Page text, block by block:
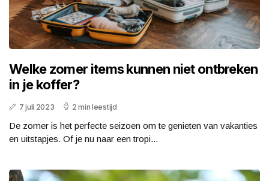
Welke zomer items kunnen niet ontbreken
in je koffer?
7 juli 2023 2 min leestijd
De zomer is het perfecte seizoen om te genieten van vakanties
en uitstapjes. Of je nu naar een tropi...